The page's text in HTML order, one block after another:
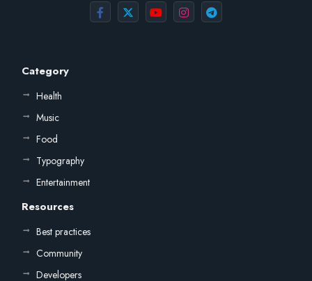
Category
Health
Music
Food
Typography
Entertainment
Resources
Best practices
Community
Developers